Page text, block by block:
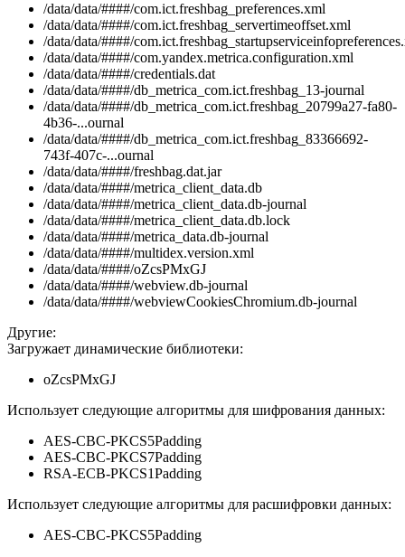
/data/data/####/com.ict.freshbag_preferences.xml
/data/data/####/com.ict.freshbag_servertimeoffset.xml
/data/data/####/
/data/data/####/com.yandex.metrica.configuration.xml
/data/data/####/credentials.dat
/data/data/####/db_metrica_com.ict.freshbag_13-journal
/data/data/####/db_metrica_com.ict.freshbag_20799a27-fa80-
4b36-...ournal
/data/data/####/db_metrica_com.ict.freshbag_83366692-
743f-407c-...ournal
/data/data/####/freshbag.dat.jar
/data/data/####/metrica_client_data.db
/data/data/####/metrica_client_data.db-journal
/data/data/####/metrica_client_data.db.lock
/data/data/####/metrica_data.db-journal
/data/data/####/multidex.version.xml
/data/data/####/oZcsPMxGJ
/data/data/####/webview.db-journal
/data/data/####/webviewCookiesChromium.db-journal
Другие:
Загружает динамические библиотеки:
oZcsPMxGJ
Использует следующие алгоритмы для шифрования данных:
AES-CBC-PKCS5Padding
AES-CBC-PKCS7Padding
RSA-ECB-PKCS1Padding
Использует следующие алгоритмы для расшифровки данных:
AES-CBC-PKCS5Padding